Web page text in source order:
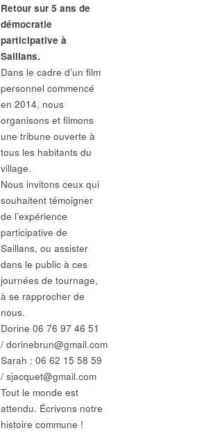
Retour sur 5 ans de
démocratie
participative à
Saillans.
Dans le cadre d’un film
personnel commencé
en 2014, nous
organisons et filmons
une tribune ouverte à
tous les habitants du
village.
Nous invitons ceux qui
souhaitent témoigner
de l’expérience
participative de
Saillans, ou assister
dans le public à ces
journées de tournage,
à se rapprocher de
nous.
Dorine 06 76 97 46 51
/ dorinebrun@gmail.com
Sarah : 06 62 15 58 59
/ sjacquet@gmail.com
Tout le monde est
attendu. Écrivons notre
histoire commune !